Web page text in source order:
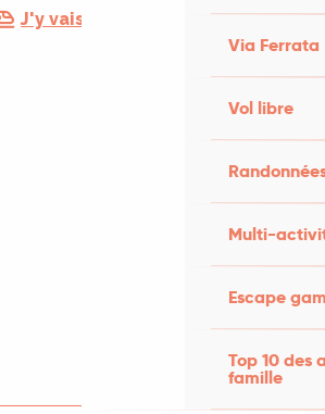
Via Ferrata
Vol libre
Multi-
Escape
Top 10 des
famille
J'y vais en train !